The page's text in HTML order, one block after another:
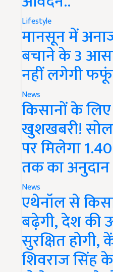
Lifestyle
मानसून में
बचाने के 3
नहीं लगेगी
News
किसानों के
खुशखबरी! सोलर
पर मिलेगा
तक का अनुदान
News
एथेनॉल से
बढ़ेगी, देश की
सुरक्षित होगी,
शिवराज सिंह